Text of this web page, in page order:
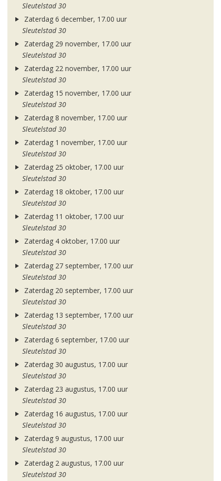
Sleutelstad 30
Zaterdag 6 december, 17.00 uur
Sleutelstad 30
Zaterdag 29 november, 17.00 uur
Sleutelstad 30
Zaterdag 22 november, 17.00 uur
Sleutelstad 30
Zaterdag 15 november, 17.00 uur
Sleutelstad 30
Zaterdag 8 november, 17.00 uur
Sleutelstad 30
Zaterdag 1 november, 17.00 uur
Sleutelstad 30
Zaterdag 25 oktober, 17.00 uur
Sleutelstad 30
Zaterdag 18 oktober, 17.00 uur
Sleutelstad 30
Zaterdag 11 oktober, 17.00 uur
Sleutelstad 30
Zaterdag 4 oktober, 17.00 uur
Sleutelstad 30
Zaterdag 27 september, 17.00 uur
Sleutelstad 30
Zaterdag 20 september, 17.00 uur
Sleutelstad 30
Zaterdag 13 september, 17.00 uur
Sleutelstad 30
Zaterdag 6 september, 17.00 uur
Sleutelstad 30
Zaterdag 30 augustus, 17.00 uur
Sleutelstad 30
Zaterdag 23 augustus, 17.00 uur
Sleutelstad 30
Zaterdag 16 augustus, 17.00 uur
Sleutelstad 30
Zaterdag 9 augustus, 17.00 uur
Sleutelstad 30
Zaterdag 2 augustus, 17.00 uur
Sleutelstad 30